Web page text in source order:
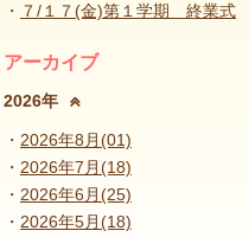
７/１７(金)第１学期 終業式
アーカイブ
2026年
2026年8月(01)
2026年7月(18)
2026年6月(25)
2026年5月(18)